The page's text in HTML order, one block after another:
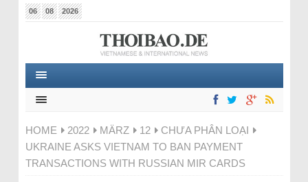
06 08 2026
HOME 2022 MÄRZ 12
CHƯA PHÂN LOẠI
UKRAINE ASKS VIETNAM TO BAN PAYMENT
TRANSACTIONS WITH RUSSIAN MIR CARDS